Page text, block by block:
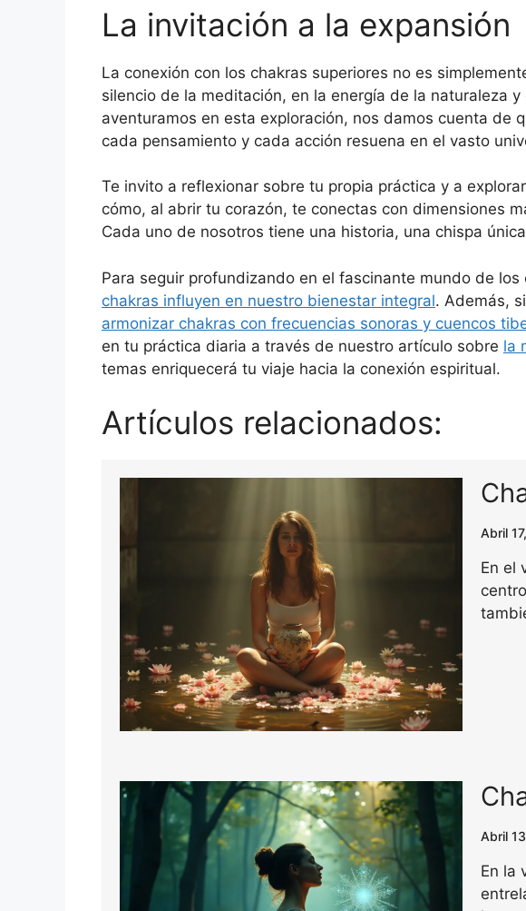
La invitación a la expansión
La conexión con los chakras superiores no es
silencio de la meditación, en la energía de la naturaleza
aventuramos en esta exploración, nos damos cuenta de
cada pensamiento y cada acción resuena en el vasto
Te invito a reflexionar sobre tu propia práctica y a
cómo, al abrir tu corazón, te conectas con dimensiones
Cada uno de nosotros tiene una historia, una chispa
Para seguir profundizando en el fascinante mundo de
chakras influyen en nuestro bienestar integral. Además,
armonizar chakras con frecuencias sonoras y cuencos
en tu práctica diaria a través de nuestro artículo sobre la
temas enriquecerá tu viaje hacia la conexión espiritual.
Artículos relacionados:
Abril
En el
Abril
En la